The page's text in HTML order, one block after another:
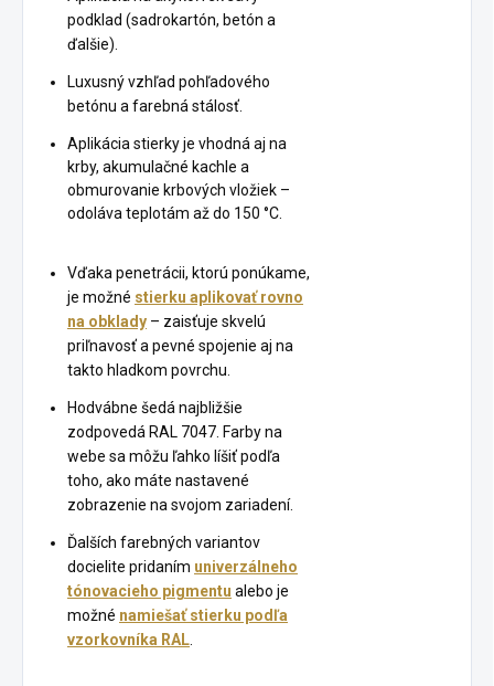
podklad (sadrokartón, betón a
ďalšie).
Luxusný vzhľad pohľadového
betónu a farebná stálosť.
Aplikácia stierky je vhodná aj na
krby, akumulačné kachle a
obmurovanie krbových vložiek –
odoláva teplotám až do 150 °C.
Vďaka penetrácii, ktorú ponúkame,
je možné stierku aplikovať rovno
na obklady – zaisťuje skvelú
priľnavosť a pevné spojenie aj na
takto hladkom povrchu.
Hodvábne šedá najbližšie
zodpovedá RAL 7047. Farby na
webe sa môžu ľahko líšiť podľa
toho, ako máte nastavené
zobrazenie na svojom zariadení.
Ďalších farebných variantov
docielite pridaním univerzálneho
tónovacieho pigmentu alebo je
možné namiešať stierku podľa
vzorkovníka RAL.